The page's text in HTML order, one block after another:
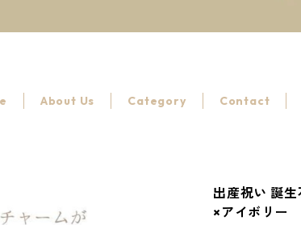
About Us Category Contact
出産祝い 誕
×アイボリー